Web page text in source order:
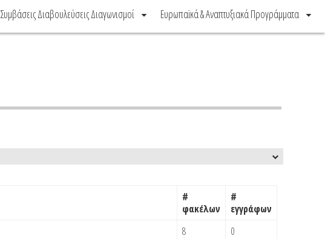
Συμβάσεις Διαβουλεύσεις Διαγωνισμοί Ευρωπαϊκά & Αναπτυξιακά Προγράμματα
#
φακέλων
#
εγγράφων
8 0